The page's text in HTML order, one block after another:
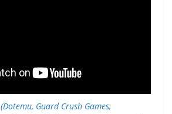
(Dotemu, Guard Crush Games,